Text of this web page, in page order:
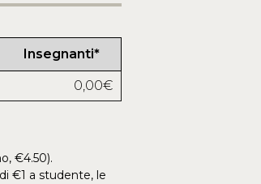
Insegnanti*
0,00€
€4.50).
€1 a studente, le